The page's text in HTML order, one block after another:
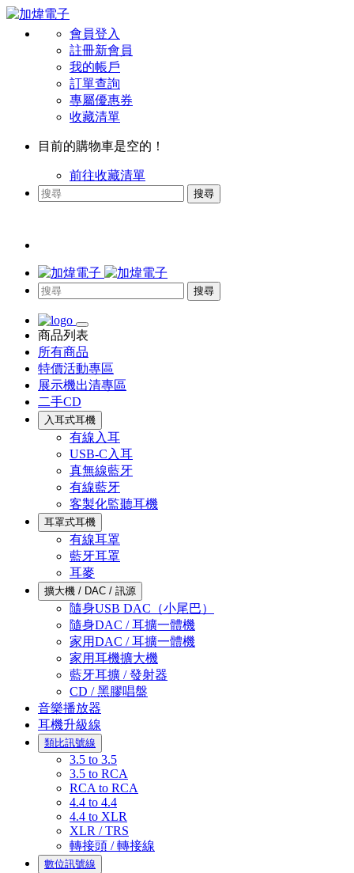
會員登入
註冊新會員
我的帳戶
訂單查詢
專屬優惠券
收藏清單
目前的購物車是空的！
前往收藏清單
搜尋
搜尋
商品列表
所有商品
特價活動專區
展示機出清專區
二手CD
入耳式耳機
有線入耳
USB-C入耳
真無線藍牙
有線藍牙
客製化監聽耳機
耳罩式耳機
有線耳罩
藍牙耳罩
耳麥
擴大機 / DAC / 訊源
隨身USB DAC（小尾巴）
隨身DAC / 耳擴一體機
家用DAC / 耳擴一體機
家用耳機擴大機
藍牙耳擴 / 發射器
CD / 黑膠唱盤
音樂播放器
耳機升級線
類比訊號線
3.5 to 3.5
3.5 to RCA
RCA to RCA
4.4 to 4.4
4.4 to XLR
XLR / TRS
轉接頭 / 轉接線
數位訊號線